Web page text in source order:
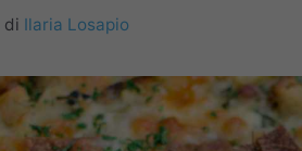
di Ilaria Losapio